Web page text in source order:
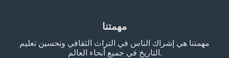
مهمتنا
مهمتنا هي إشراك الناس في التراث الثقافي وتحسين تعليم
التاريخ في جميع أنحاء العالم.